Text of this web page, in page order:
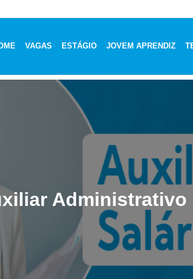
VAGAS ESTÁGIO JOVEM APRENDIZ
Administrativo